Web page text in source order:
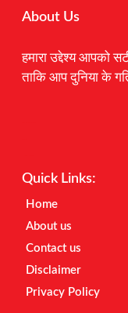
About Us
हमारा उद्देश्य आपको
ताकि आप दुनिया के
Quick Links:
Home
About us
Contact us
Disclaimer
Privacy Policy